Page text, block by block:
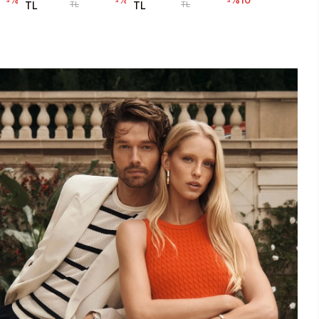
GUGW1133G1
TL
TL
GUGW1130G5
TL
TL